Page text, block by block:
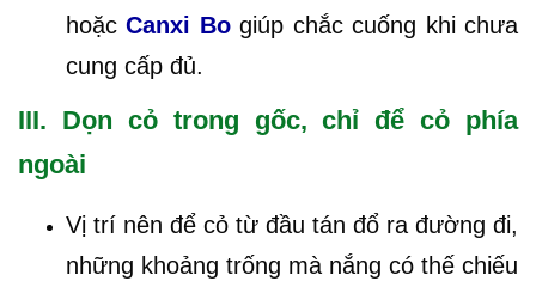
hoặcCanxi Bogiúp chắc cuống khi chưa
cung cấp đủ.
III. Dọn cỏ trong gốc, chỉ để cỏ phía
ngoài
Vị trí nên để cỏ từ đầu tán đổ ra đường đi,
những khoảng trống mà nắng có thế chiếu